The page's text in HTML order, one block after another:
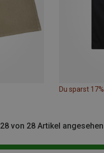
Du sparst 17%
28 von 28 Artikel angesehen